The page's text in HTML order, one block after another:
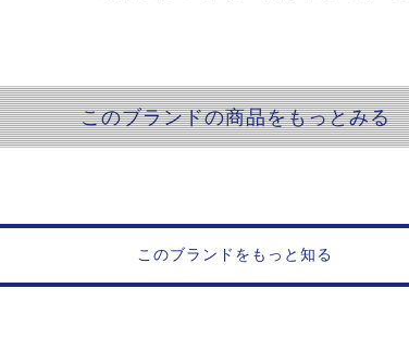
このブランドの商品をもっとみる
このブランドをもっと知る